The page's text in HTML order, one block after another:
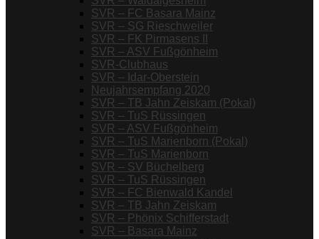
SVR – FC Basara Mainz
SVR – SG Rieschweiler
SVR – FK Pirmasens II
SVR – ASV Fußgönheim
SVR-Clubhaus
SVR – Idar-Oberstein
Neujahrsempfang 2020
SVR – TB Jahn Zeiskam (Pokal)
SVR – TuS Rüssingen
SVR – ASV Fußgönheim
SVR – TuS Marienborn (Pokal)
SVR – TuS Marienborn
SVR – SV Büchelberg
SVR – TuS Rüssingen
SVR – FC Bienwald Kandel
SVR – TB Jahn Zeiskam
SVR – Phönix Schifferstadt
SVR – Basara Mainz